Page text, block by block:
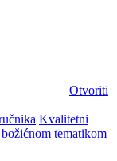
Otvoriti
Kvalitetni
tematikom